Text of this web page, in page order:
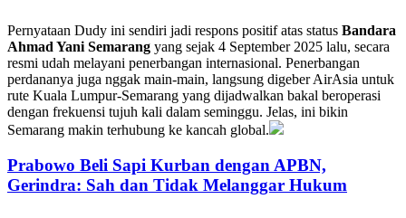
Pernyataan Dudy ini sendiri jadi respons positif atas status Bandara
Ahmad Yani Semarang yang sejak 4 September 2025 lalu, secara
resmi udah melayani penerbangan internasional. Penerbangan
perdananya juga nggak main-main, langsung digeber AirAsia untuk
rute Kuala Lumpur-Semarang yang dijadwalkan bakal beroperasi
dengan frekuensi tujuh kali dalam seminggu. Jelas, ini bikin
Semarang makin terhubung ke kancah global.
Prabowo Beli Sapi Kurban dengan APBN,
Gerindra: Sah dan Tidak Melanggar Hukum